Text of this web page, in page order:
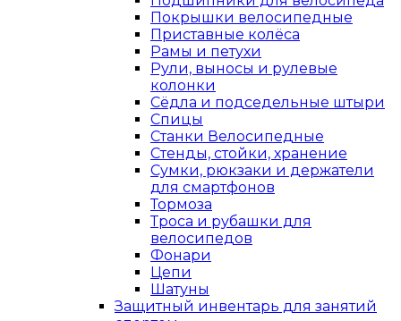
Покрышки велосипедные
Приставные колёса
Рамы и петухи
Рули, выносы и рулевые
колонки
Сёдла и подседельные штыри
Спицы
Станки Велосипедные
Стенды, стойки, хранение
Сумки, рюкзаки и держатели
для смартфонов
Тормоза
Троса и рубашки для
велосипедов
Фонари
Цепи
Шатуны
Защитный инвентарь для занятий